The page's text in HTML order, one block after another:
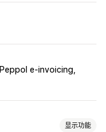
Peppol e-invoicing
显示功能